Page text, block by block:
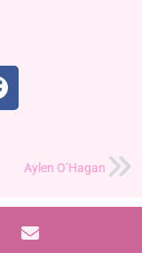
Aylen O’Hagan